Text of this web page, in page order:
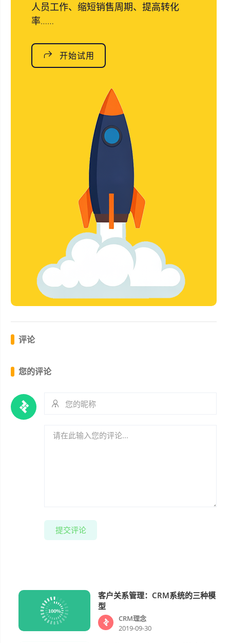
人员工作、缩短销售周期、提高转化
率……
开始试用
评论
您的评论
提交评论
客户关系管理：CRM系统的三种模
型
CRM理念
2019-09-30